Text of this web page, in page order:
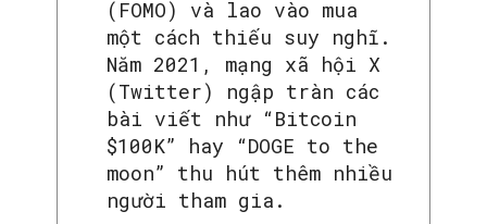
(FOMO) và lao vào mua
một cách thiếu suy nghĩ.
Năm 2021, mạng xã hội X
(Twitter) ngập tràn các
bài viết như “Bitcoin
$100K” hay “DOGE to the
moon” thu hút thêm nhiều
người tham gia.